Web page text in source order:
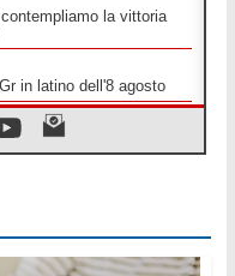
la vittoria
in latino dell'8 agosto
non abita nei palazzi del
senzatetto
al servizio del